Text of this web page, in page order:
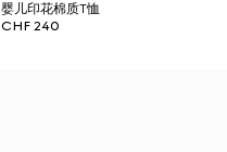
婴儿印花棉质T恤
CHF 240